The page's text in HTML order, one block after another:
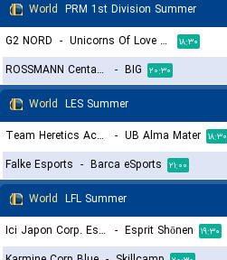
World PRM 1st Division Summer
G2 NORD - Unicorns Of Love Sexy Edition ۱۸:۳۰
ROSSMANN Centaurs
- BIG ۲۰:۳۰
World LES Summer
Team Heretics Academy - UB Alma Mater ۱۸:۳۰
Falke Esports - Barca eSports ۲۱:۰۰
World LFL Summer
Ici Japon Corp. Esport - Esprit Shōnen ۱۹:۳۰